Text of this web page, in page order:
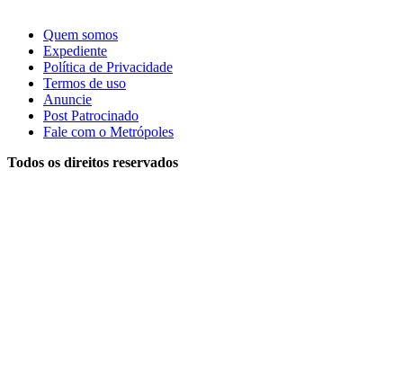
Quem somos
Expediente
Política de Privacidade
Termos de uso
Anuncie
Post Patrocinado
Fale com o Metrópoles
Todos os direitos reservados